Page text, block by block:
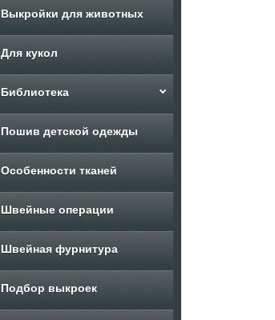
Выкройки для животных
Для кукол
Библиотека
Пошив детской одежды
Особенности тканей
Швейные операции
Швейная фурнитура
Подбор выкроек